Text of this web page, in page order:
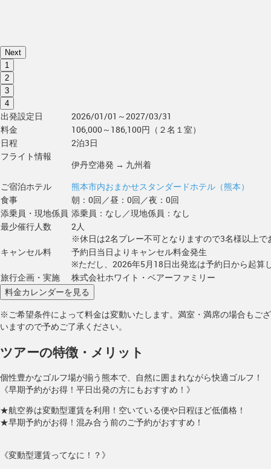
Next
1
2
3
4
出発設定日
2026/01/01～2027/03/31
料金
106,000～186,100円（２名１室）
日程
2泊3日
フライト情報
伊丹空港発 → 九州着
ご宿泊ホテル
熊本市内おまかせスタンダードホテル（熊本）
食事
朝：0回／昼：0回／夜：0回
添乗員・現地係員 添乗員：なし／現地係員：なし
最少催行人数
2人
※休日は2名プレー不可となりますので3名様以上で
キャンセル料
予約日当日よりキャンセル料金発生
※ただし、2026年5月18日出発迄は予約日から起算
旅行企画・実施
株式会社ホワイト・ベアーファミリー
※ご希望条件によって料金は変動いたします。満室・満席の場合もござ
いますので予めご了承ください。
ツアーの特徴・メリット
個性豊かなゴルフ場が揃う熊本で、自然に囲まれながら快適ゴルフ！
《早期予約がお得！平日出発の方にもおすすめ！》
★航空券は変動型運賃を利用！空いている便や日程ほど低価格！
★早期予約がお得！混み合う前のご予約がおすすめ！
《変動型運賃ってなに！？》